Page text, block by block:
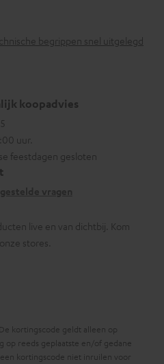
begrippen snel uitgelegd
koopadvies
uur.
feestdagen gesloten
live en van dichtbij. Kom
stores.
kortingscode geldt alleen op
op reeds geplaatste en/of gedane
kortingscode niet inruilen voor